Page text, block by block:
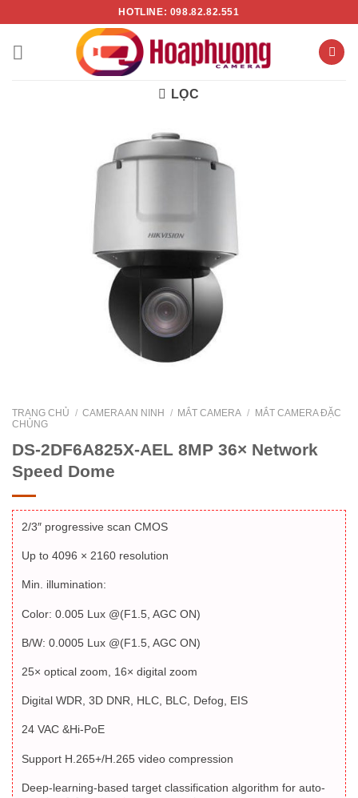
nội
HOTLINE: 098.82.82.551
LỌC
TRANG CHỦ / CAMERA AN NINH / MẮT CAMERA /
MẮT CAMERA ĐẶC
CHỦNG
DS-2DF6A825X-AEL 8MP 36× Network
Speed Dome
2/3″ progressive scan CMOS
Up to 4096 × 2160 resolution
Min. illumination:
Color: 0.005 Lux @(F1.5, AGC ON)
B/W: 0.0005 Lux @(F1.5, AGC ON)
25× optical zoom, 16× digital zoom
Digital WDR, 3D DNR, HLC, BLC, Defog, EIS
24 VAC &Hi-PoE
Support H.265+/H.265 video compression
Deep-learning-based target classification algorithm for auto-